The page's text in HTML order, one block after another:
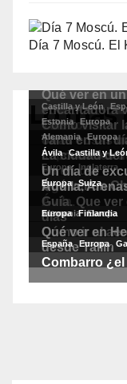
Día 7 Moscú. El
Lo más